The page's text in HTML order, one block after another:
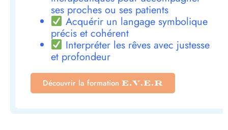
ses proches ou ses patients
Acquérir un langage symbolique
précis et cohérent
Interpréter les rêves avec justesse
et profondeur
Découvrir la formation E.V.E.R